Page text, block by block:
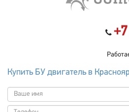
Купить БУ двигатель в